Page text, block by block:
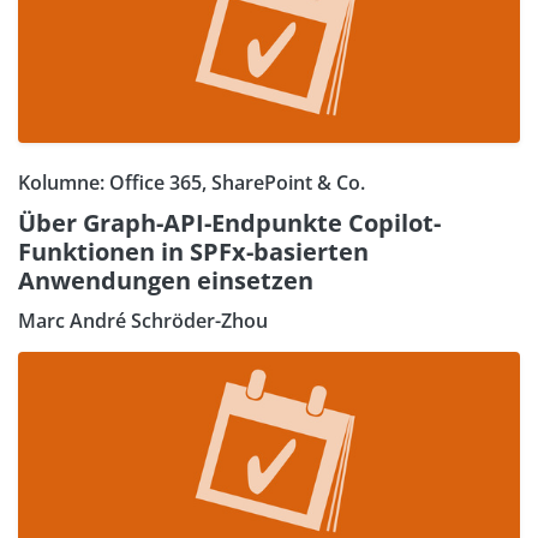
Kolumne: Office 365, SharePoint & Co.
Über Graph-API-Endpunkte Copilot-
Funktionen in SPFx-basierten
Anwendungen einsetzen
Marc André Schröder-Zhou